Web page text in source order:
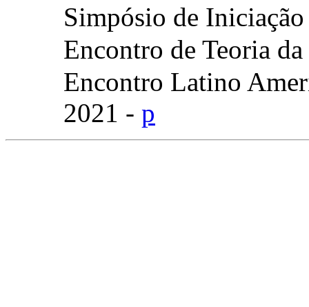
Simpósio de
Encontro de Teoria
Encontro Latino
2021 - p